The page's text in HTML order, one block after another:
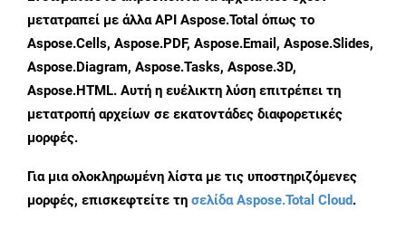
μετατραπεί με άλλα API Aspose.Total όπως το
Aspose.Cells, Aspose.PDF, Aspose.Email, Aspose.Slides,
Aspose.Diagram, Aspose.Tasks, Aspose.3D,
Aspose.HTML. Αυτή η ευέλικτη λύση επιτρέπει τη
μετατροπή αρχείων σε εκατοντάδες διαφορετικές
μορφές.
Για μια ολοκληρωμένη λίστα με τις υποστηριζόμενες
μορφές, επισκεφτείτε τη σελίδα Aspose.Total Cloud.